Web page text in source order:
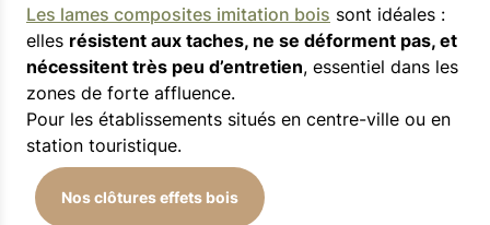
Les lames composites imitation bois sont idéales :
elles résistent aux taches, ne se déforment pas, et
nécessitent très peu d’entretien, essentiel dans les
zones de forte affluence.
Pour les établissements situés en centre-ville ou en
station touristique.
Nos clôtures effets bois